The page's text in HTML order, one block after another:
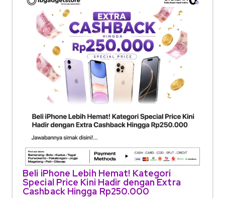
Beli iPhone Lebih Hemat! Kategori
Special Price Kini Hadir dengan Extra
Cashback Hingga Rp250.000